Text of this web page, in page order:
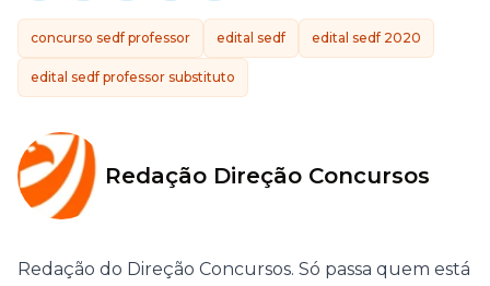
concurso sedf professor edital sedf edital sedf 2020
edital sedf professor substituto
Redação Direção Concursos
Redação do Direção Concursos. Só passa quem está